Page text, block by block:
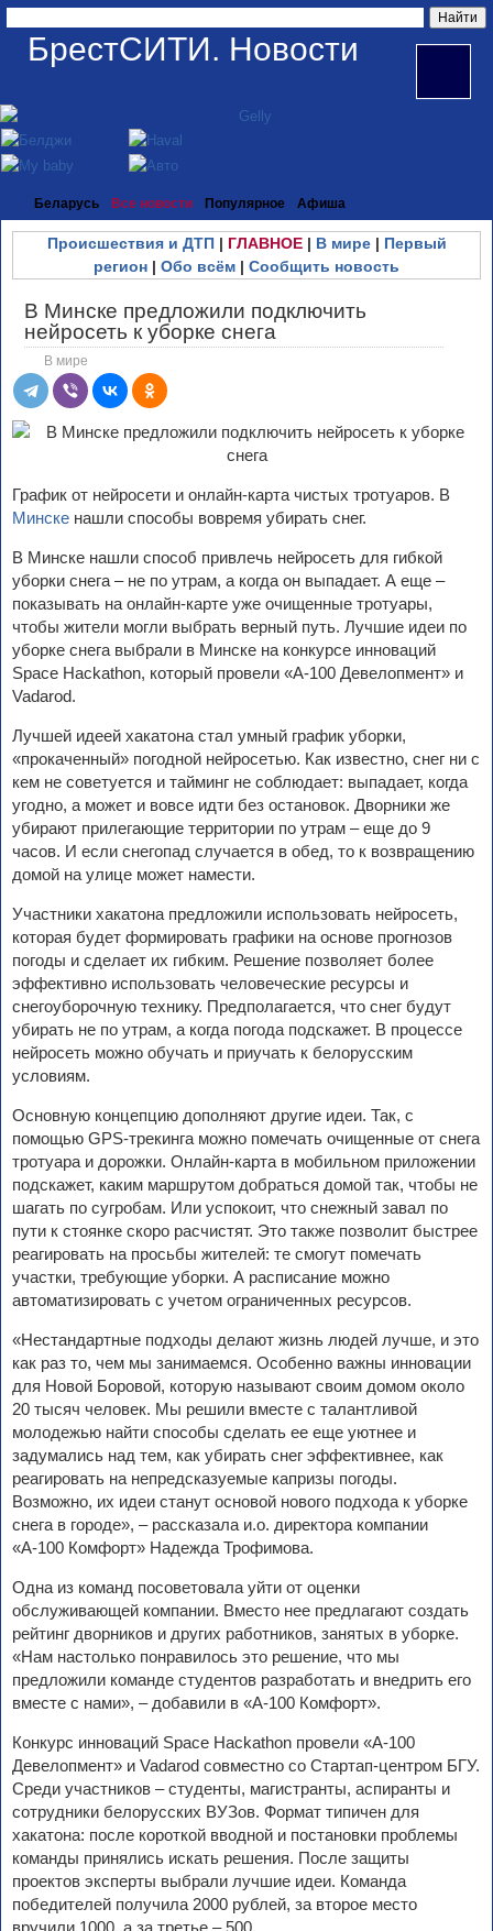
БрестСИТИ. Новости
Беларусь Все новости Популярное Афиша
Происшествия и ДТП| ГЛАВНОЕ| В мире| Первый
регион | Обо всём | Сообщить новость
В Минске предложили подключить
нейросеть к уборке снега
В мире
График от нейросети и онлайн-карта чистых тротуаров. В
Минске нашли способы вовремя убирать снег.
В Минске нашли способ привлечь нейросеть для гибкой
уборки снега – не по утрам, а когда он выпадает. А еще –
показывать на онлайн-карте уже очищенные тротуары,
чтобы жители могли выбрать верный путь. Лучшие идеи по
уборке снега выбрали в Минске на конкурсе инноваций
Space Hackathon, который провели «А-100 Девелопмент» и
Vadarod.
Лучшей идеей хакатона стал умный график уборки,
«прокаченный» погодной нейросетью. Как известно, снег ни с
кем не советуется и тайминг не соблюдает: выпадает, когда
угодно, а может и вовсе идти без остановок. Дворники же
убирают прилегающие территории по утрам – еще до 9
часов. И если снегопад случается в обед, то к возвращению
домой на улице может намести.
Участники хакатона предложили использовать нейросеть,
которая будет формировать графики на основе прогнозов
погоды и сделает их гибким. Решение позволяет более
эффективно использовать человеческие ресурсы и
снегоуборочную технику. Предполагается, что снег будут
убирать не по утрам, а когда погода подскажет. В процессе
нейросеть можно обучать и приучать к белорусским
условиям.
Основную концепцию дополняют другие идеи. Так, с
помощью GPS-трекинга можно помечать очищенные от снега
тротуара и дорожки. Онлайн-карта в мобильном приложении
подскажет, каким маршрутом добраться домой так, чтобы не
шагать по сугробам. Или успокоит, что снежный завал по
пути к стоянке скоро расчистят. Это также позволит быстрее
реагировать на просьбы жителей: те смогут помечать
участки, требующие уборки. А расписание можно
автоматизировать с учетом ограниченных ресурсов.
«Нестандартные подходы делают жизнь людей лучше, и это
как раз то, чем мы занимаемся. Особенно важны инновации
для Новой Боровой, которую называют своим домом около
20 тысяч человек. Мы решили вместе с талантливой
молодежью найти способы сделать ее еще уютнее и
задумались над тем, как убирать снег эффективнее, как
реагировать на непредсказуемые капризы погоды.
Возможно, их идеи станут основой нового подхода к уборке
снега в городе», – рассказала и.о. директора компании
«А-100 Комфорт» Надежда Трофимова.
Одна из команд посоветовала уйти от оценки
обслуживающей компании. Вместо нее предлагают создать
рейтинг дворников и других работников, занятых в уборке.
«Нам настолько понравилось это решение, что мы
предложили команде студентов разработать и внедрить его
вместе с нами», – добавили в «А-100 Комфорт».
Конкурс инноваций Space Hackathon провели «А-100
Девелопмент» и Vadarod совместно со Стартап-центром БГУ.
Среди участников – студенты, магистранты, аспиранты и
сотрудники белорусских ВУЗов. Формат типичен для
хакатона: после короткой вводной и постановки проблемы
команды принялись искать решения. После защиты
проектов эксперты выбрали лучшие идеи. Команда
победителей получила 2000 рублей, за второе место
вручили 1000, а за третье – 500.